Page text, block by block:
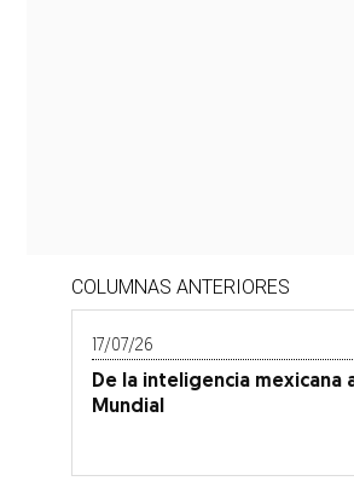
COLUMNAS ANTERIORES
17/07/26
De la inteligencia mexicana
Mundial